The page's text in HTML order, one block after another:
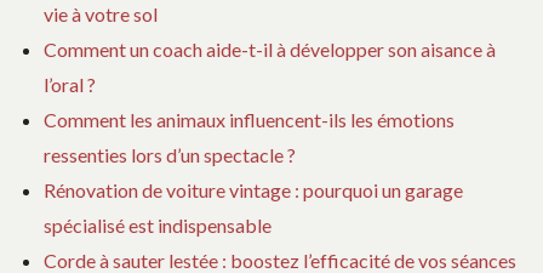
vie à votre sol
Comment un coach aide-t-il à développer son aisance à
l’oral ?
Comment les animaux influencent-ils les émotions
ressenties lors d’un spectacle ?
Rénovation de voiture vintage : pourquoi un garage
spécialisé est indispensable
Corde à sauter lestée : boostez l’efficacité de vos séances